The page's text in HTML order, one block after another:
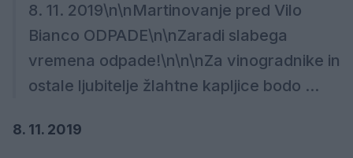
8. 11. 2019\n\nMartinovanje pred Vilo
Bianco ODPADE\n\nZaradi slabega
vremena odpade!\n\n\nZa vinogradnike in
ostale ljubitelje žlahtne kapljice bodo ...
8. 11. 2019